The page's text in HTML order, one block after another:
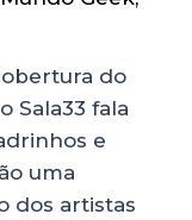
do
Sala33 fala
e
uma
dos artistas